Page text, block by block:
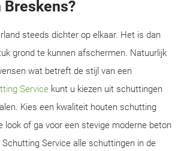
Breskens?
steeds dichter op elkaar. Het is dan
grond te kunnen afschermen. Natuurlijk
wat betreft de stijl van een
Service kunt u kiezen uit schuttingen
Kies een kwaliteit houten schutting
look of ga voor een stevige moderne beton
Service alle schuttingen in de